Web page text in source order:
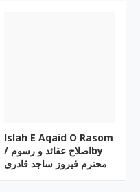
Islah E Aqaid O Rasom
/ اصلاح عقائد و رسومby
محترم فیروز ساجد قادری